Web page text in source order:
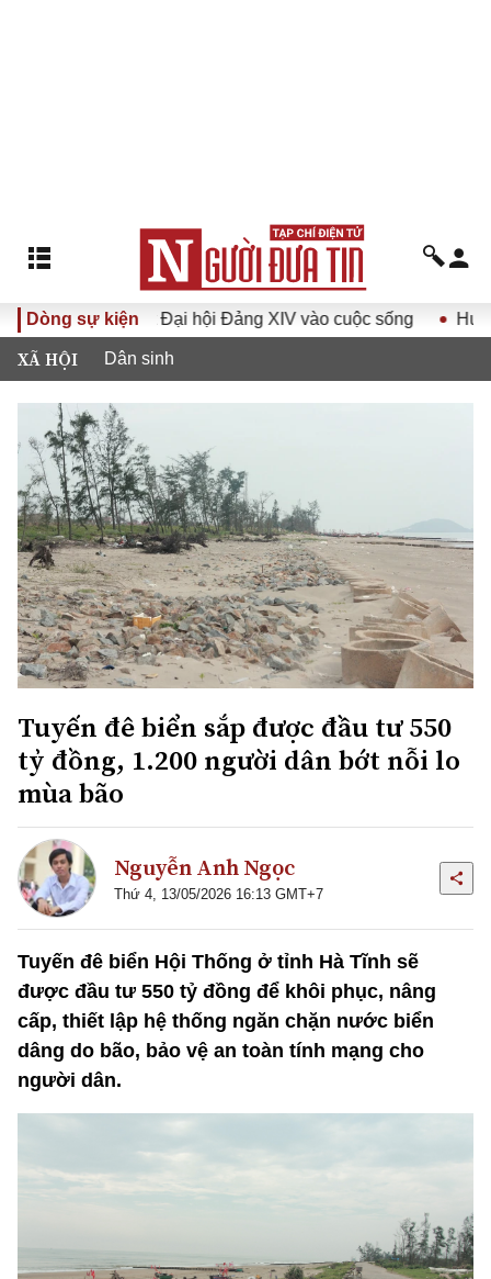
Dòng sự kiện
Đại hội Đảng XIV vào cuộc sống Hướng tới Đại hội
XÃ HỘI Dân sinh
Tuyến đê biển sắp được đầu tư 550
tỷ đồng, 1.200 người dân bớt nỗi lo
mùa bão
Nguyễn Anh Ngọc
Thứ 4, 13/05/2026 16:13 GMT+7
Tuyến đê biển Hội Thống ở tỉnh Hà Tĩnh sẽ
được đầu tư 550 tỷ đồng để khôi phục, nâng
cấp, thiết lập hệ thống ngăn chặn nước biển
dâng do bão, bảo vệ an toàn tính mạng cho
người dân.